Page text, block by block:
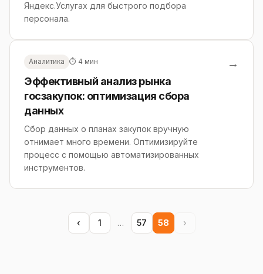
Яндекс.Услугах для быстрого подбора
персонала.
Аналитика ⏱ 4 мин
Эффективный анализ рынка
госзакупок: оптимизация сбора
данных
Сбор данных о планах закупок вручную
отнимает много времени. Оптимизируйте
процесс с помощью автоматизированных
инструментов.
→
‹ 1 … 57 58 ›